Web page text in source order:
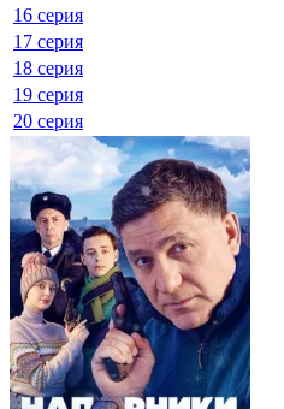
16 серия
17 серия
18 серия
19 серия
20 серия